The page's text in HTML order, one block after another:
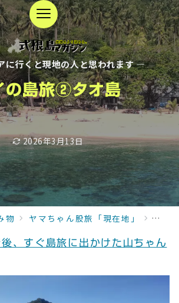
に行くと現地の人と思われます —
の島旅②タオ島
2026年3月13日
物 ヤマちゃん股旅「現在地」 現在
、すぐ島旅に出かけた山ちゃん